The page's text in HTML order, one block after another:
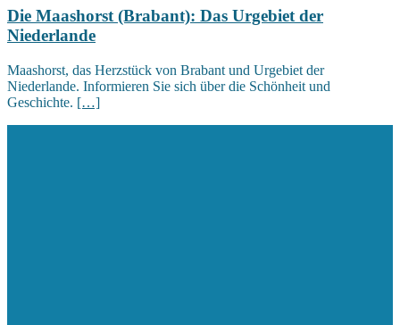
Die Maashorst (Brabant): Das Urgebiet der
Niederlande
Maashorst, das Herzstück von Brabant und Urgebiet der
Niederlande. Informieren Sie sich über die Schönheit und
Geschichte. […]